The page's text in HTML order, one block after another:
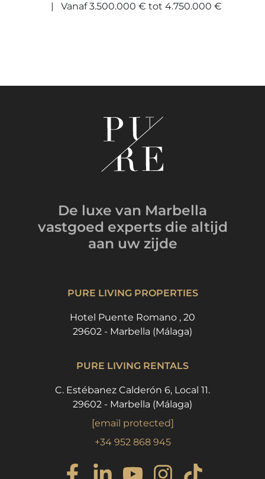
Vanaf 3.500.000 € tot 4.750.000 €
De luxe van Marbella
vastgoed experts die altijd
aan uw zijde
PURE LIVING PROPERTIES
Hotel Puente Romano , 20
29602 - Marbella (Málaga)
PURE LIVING RENTALS
C. Estébanez Calderón 6, Local 11.
29602 - Marbella (Málaga)
[email protected]
+34 952 868 945